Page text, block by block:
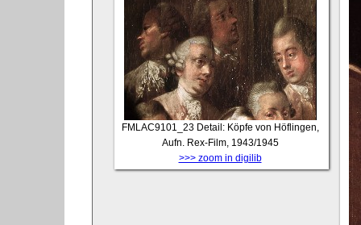
FMLAC9101_23 Detail: Köpfe von Höflingen,
Aufn. Rex-Film, 1943/1945
>>> zoom in digilib